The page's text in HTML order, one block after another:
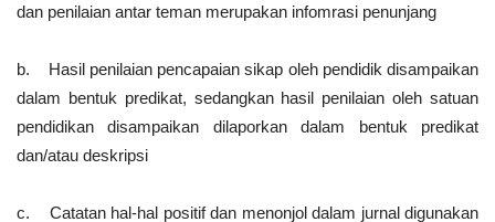
dan penilaian antar teman merupakan infomrasi penunjang
b. Hasil penilaian pencapaian sikap oleh pendidik disampaikan
dalam bentuk predikat, sedangkan hasil penilaian oleh satuan
pendidikan disampaikan dilaporkan dalam bentuk predikat
dan/atau deskripsi
c. Catatan hal-hal positif dan menonjol dalam jurnal digunakan